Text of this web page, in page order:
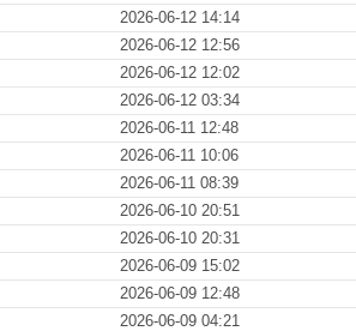
2026-06-12 14:14
2026-06-12 12:56
2026-06-12 12:02
2026-06-12 03:34
2026-06-11 12:48
2026-06-11 10:06
2026-06-11 08:39
2026-06-10 20:51
2026-06-10 20:31
2026-06-09 15:02
2026-06-09 12:48
2026-06-09 04:21